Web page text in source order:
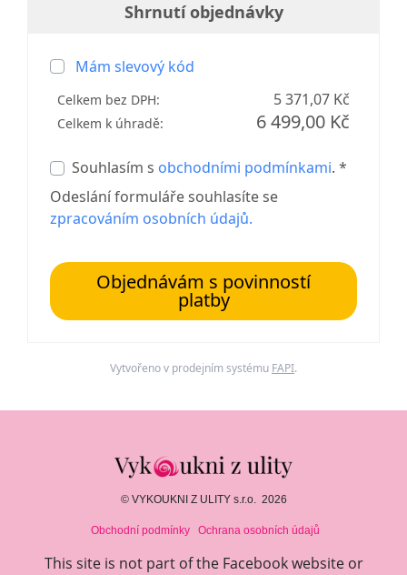
Shrnutí objednávky
Mám slevový kód
Celkem bez DPH: 5 371,07 Kč
Celkem k úhradě: 6 499,00 Kč
Souhlasím s obchodními podmínkami. *
Odeslání formuláře souhlasíte se
zpracováním osobních údajů.
Objednávám s povinností
platby
Vytvořeno v prodejním systému FAPI.
© VYKOUKNI Z ULITY s.r.o. 2026
Obchodní podmínky Ochrana osobních údajů
This site is not part of the Facebook website or